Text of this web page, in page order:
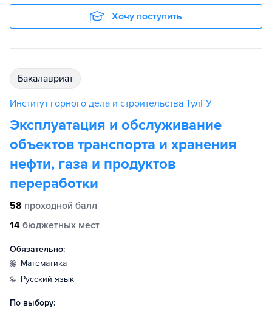
Хочу поступить
бакалавриат
Институт горного дела и строительства ТулГУ
Эксплуатация и обслуживание
объектов транспорта и хранения
нефти, газа и продуктов
переработки
58 проходной балл
14 бюджетных мест
Обязательно:
математика
русский язык
По выбору: